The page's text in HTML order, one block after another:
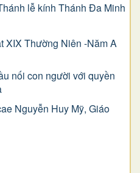
lễ kính Thánh Đa Minh
XIX Thường Niên -Năm A
nối con người với quyền
Nguyễn Huy Mỹ, Giáo